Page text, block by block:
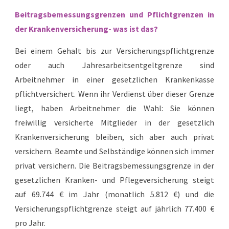
Beitragsbemessungsgrenzen und Pflichtgrenzen in
der Krankenversicherung- was ist das?
Bei einem Gehalt bis zur Versicherungspflichtgrenze
oder auch Jahresarbeitsentgeltgrenze sind
Arbeitnehmer in einer gesetzlichen Krankenkasse
pflichtversichert. Wenn ihr Verdienst über dieser Grenze
liegt, haben Arbeitnehmer die Wahl: Sie können
freiwillig versicherte Mitglieder in der gesetzlich
Krankenversicherung bleiben, sich aber auch privat
versichern. Beamte und Selbständige können sich immer
privat versichern. Die Beitragsbemessungsgrenze in der
gesetzlichen Kranken- und Pflegeversicherung steigt
auf 69.744 €im Jahr (monatlich 5.812 €) und die
Versicherungspflichtgrenze steigt auf jährlich 77.400 €
pro Jahr.